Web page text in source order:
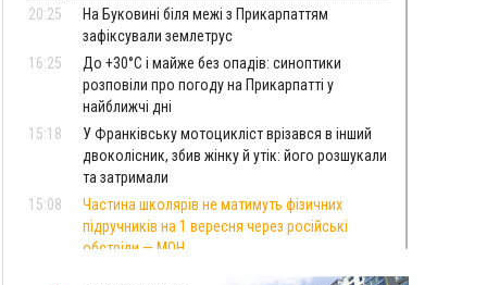
20:25
На Буковині біля межі з Прикарпаттям
зафіксували землетрус
16:25
До +30°C і майже без опадів: синоптики
розповіли про погоду на Прикарпатті у
найближчі дні
15:18
У Франківську мотоцикліст врізався в інший
двоколісник, збив жінку й утік: його розшукали
та затримали
15:08
Частина школярів не матимуть фізичних
підручників на 1 вересня через російські
обстріли — МОН
На Рогатинщині рештки тварин спалювали